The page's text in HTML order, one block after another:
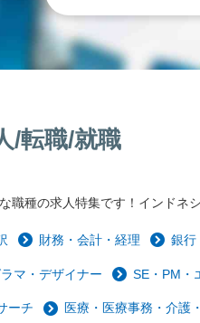
/転職/就職
職種の求人特集です！インドネ
財務・会計・経理 銀行
マ・デザイナー SE・PM・
ーチ 医療・医療事務・介護